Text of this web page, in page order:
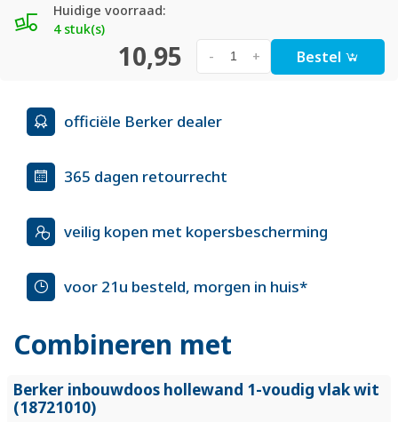
Huidige voorraad:
4 stuk(s)
10,95 +
- Bestel
officiële Berker dealer
365 dagen retourrecht
veilig kopen met kopersbescherming
voor 21u besteld, morgen in huis*
Combineren met
Berker inbouwdoos hollewand 1-voudig vlak wit
(18721010)